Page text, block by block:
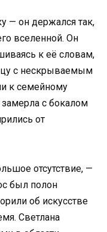
— он держался так,
вселенной. Он
к её словам,
с нескрываемым
к семейному
с бокалом
от
отсутствие, —
был полон
об искусстве
Светлана